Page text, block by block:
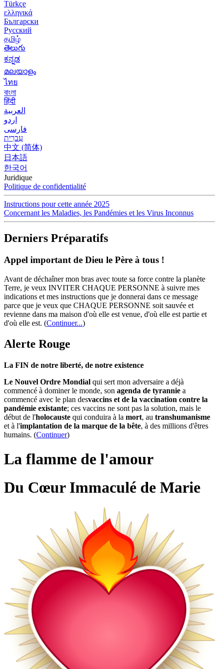
Türkçe
ελληνικά
Български
Русский
தமிழ்
తెలుగు
ಕನ್ನಡ
മലയാളം
ไทย
বাংলা
हिंदी
العربية
اردو
فارسی
עִברִית
中文 (简体)
日本語
한국어
Juridique
Politique de confidentialité
Instructions pour cette année 2025
Concernant les Maladies, les Pandémies et les Virus Inconnus
Derniers Préparatifs
Appel important de Dieu le Père à tous !
Avant de déchaîner mon bras avec toute sa force contre la planète
Terre, je veux INVITER CHAQUE PERSONNE à suivre mes
indications et mes instructions que je donnerai dans ce message
parce que je veux que CHAQUE PERSONNE soit sauvée et
revienne dans ma maison d'où elle est venue, d'où elle est partie et
d'où elle est. (Continuer...)
Alerte Rouge
La FIN de notre liberté, de notre existence
Le Nouvel Ordre Mondial qui sert mon adversaire a déjà
commencé à dominer le monde, son agenda de tyrannie a
commencé avec le plan desvaccins et de la vaccination contre la
pandémie existante; ces vaccins ne sont pas la solution, mais le
début de l'holocauste qui conduira à la mort, au transhumanisme
et à l'implantation de la marque de la bête, à des millions d'êtres
humains. (Continuer)
La flamme de l'amour
Du Cœur Immaculé de Marie